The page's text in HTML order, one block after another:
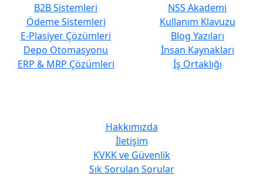
B2B Sistemleri
Ödeme Sistemleri
E-Plasiyer Çözümleri
Depo Otomasyonu
ERP & MRP Çözümleri
NSS Akademi
Kullanım Klavuzu
Blog Yazıları
İnsan Kaynakları
İş Ortaklığı
Hakkımızda
İletişim
KVKK ve Güvenlik
Sık Sorulan Sorular